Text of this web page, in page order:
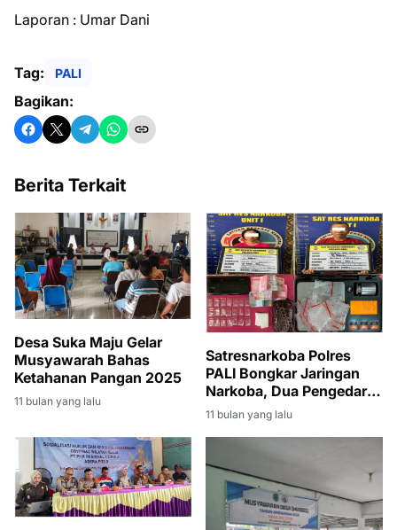
Laporan : Umar Dani
Tag: PALI
Bagikan:
Berita Terkait
Desa Suka Maju Gelar
Musyawarah Bahas
Ketahanan Pangan 2025
11 bulan yang lalu
Satresnarkoba Polres
PALI Bongkar Jaringan
Narkoba, Dua Pengedar
Dibekuk dengan 21 Paket
11 bulan yang lalu